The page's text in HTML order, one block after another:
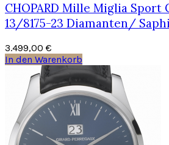
CHOPARD Mille Miglia Sport
13/8175-23 Diamanten/
3.499,00 €
In den Warenkorb